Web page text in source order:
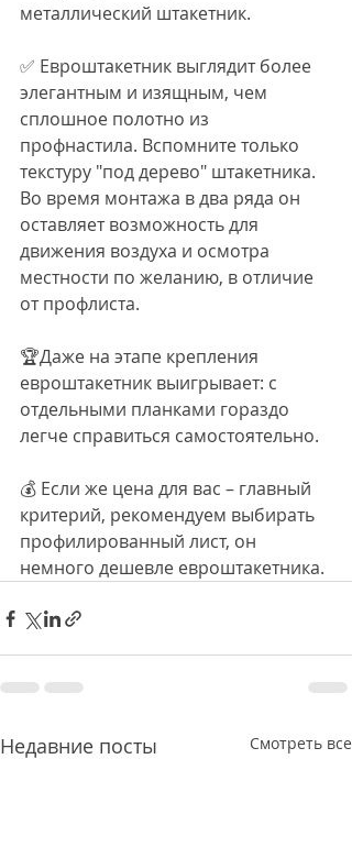
металлический штакетник.
✅ Евроштакетник выглядит более
элегантным и изящным, чем
сплошное полотно из
профнастила. Вспомните только
текстуру "под дерево" штакетника.
Во время монтажа в два ряда он
оставляет возможность для
движения воздуха и осмотра
местности по желанию, в отличие
от профлиста.
🏆Даже на этапе крепления
евроштакетник выигрывает: с
отдельными планками гораздо
легче справиться самостоятельно.
💰 Если же цена для вас – главный
критерий, рекомендуем выбирать
профилированный лист, он
немного дешевле евроштакетника.
Недавние посты Смотреть все